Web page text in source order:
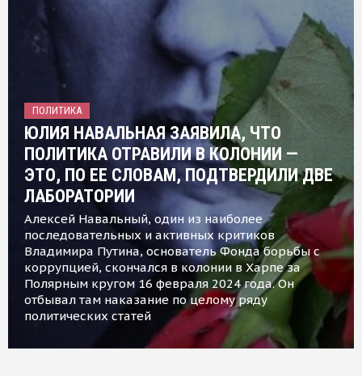
ПОЛИТИКА
ЮЛИЯ НАВАЛЬНАЯ ЗАЯВИЛА, ЧТО
ПОЛИТИКА ОТРАВИЛИ В КОЛОНИИ —
ЭТО, ПО ЕЕ СЛОВАМ, ПОДТВЕРДИЛИ ДВЕ
ЛАБОРАТОРИИ
Алексей Навальный, один из наиболее
последовательных и активных критиков
Владимира Путина, основатель Фонда борьбы с
коррупцией, скончался в колонии в Харпе за
Полярным кругом 16 февраля 2024 года. Он
отбывал там наказание по целому ряду
политических статей